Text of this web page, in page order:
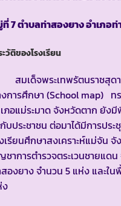
ที่7 ตำบลท่าสองยาง อำเภอ
วัติของโรงเรียน
เด็จพระเทพรัตนราชสุดา
การศึกษา (School map) ท
ภอแม่ระมาด จังหวัดตาก ยัง
บประชาชน ต่อมาได้มีการป
เรียนศึกษาสงเคราะห์แม่จัน
าการตำรวจตระเวนชายแ
องยาง จำนวน 5 แห่ง และใ